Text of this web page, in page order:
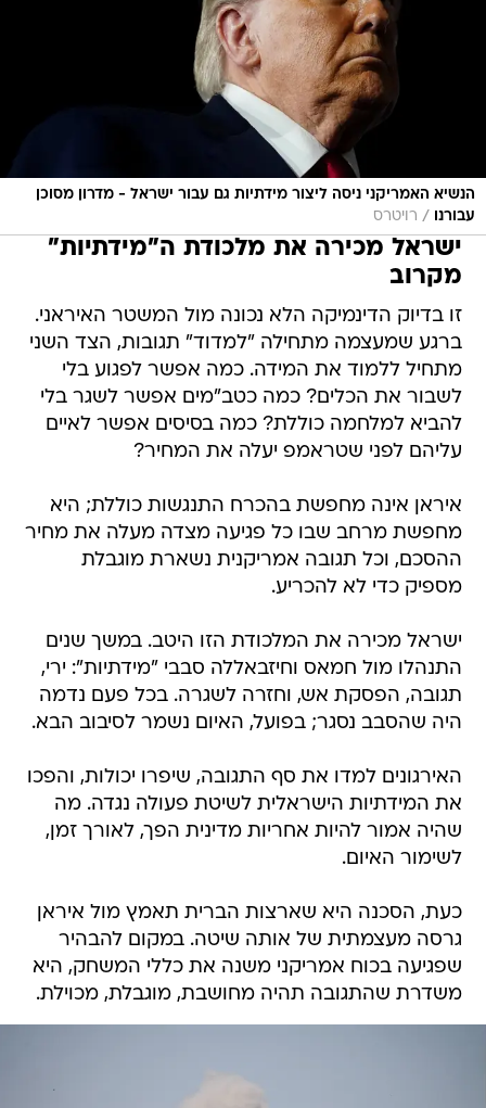
הנשיא האמריקני ניסה ליצור מידתיות גם עבור ישראל - מדרון מסוכן
עבורנו
/ רויטרס
ישראל מכירה את מלכודת ה"מידתיות"
מקרוב
זו בדיוק הדינמיקה הלא נכונה מול המשטר האיראני.
ברגע שמעצמה מתחילה "למדוד" תגובות, הצד השני
מתחיל ללמוד את המידה. כמה אפשר לפגוע בלי
לשבור את הכלים? כמה כטב"מים אפשר לשגר בלי
להביא למלחמה כוללת? כמה בסיסים אפשר לאיים
עליהם לפני שטראמפ יעלה את המחיר?
איראן אינה מחפשת בהכרח התנגשות כוללת; היא
מחפשת מרחב שבו כל פגיעה מצדה מעלה את מחיר
ההסכם, וכל תגובה אמריקנית נשארת מוגבלת
מספיק כדי לא להכריע.
ישראל מכירה את המלכודת הזו היטב. במשך שנים
התנהלו מול חמאס וחיזבאללה סבבי "מידתיות": ירי,
תגובה, הפסקת אש, וחזרה לשגרה. בכל פעם נדמה
היה שהסבב נסגר; בפועל, האיום נשמר לסיבוב הבא.
האירגונים למדו את סף התגובה, שיפרו יכולות, והפכו
את המידתיות הישראלית לשיטת פעולה נגדה. מה
שהיה אמור להיות אחריות מדינית הפך, לאורך זמן,
לשימור האיום.
כעת, הסכנה היא שארצות הברית תאמץ מול איראן
גרסה מעצמתית של אותה שיטה. במקום להבהיר
שפגיעה בכוח אמריקני משנה את כללי המשחק, היא
משדרת שהתגובה תהיה מחושבת, מוגבלת, מכוילת.